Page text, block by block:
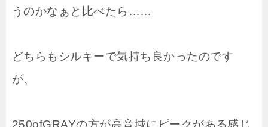
うのかなぁと比べたら……
どちらもシルキーで気持ち良かったのです
が、
250ofGRAYの方が高音域にピークがある感じ